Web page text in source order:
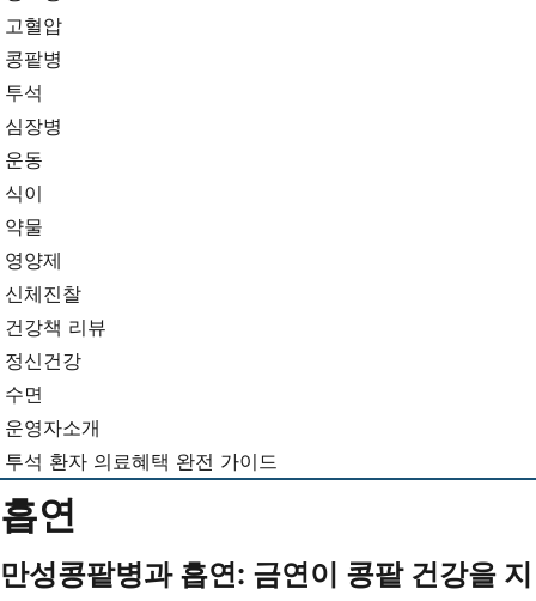
색
하
기...
이
션
메
뉴
고혈압
콩팥병
투석
심장병
운동
식이
약물
영양제
신체진찰
건강책 리뷰
정신건강
수면
운영자소개
투석 환자 의료혜택 완전 가이드
흡연
만성콩팥병과 흡연: 금연이 콩팥 건강을 지